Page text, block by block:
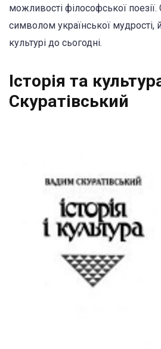
можливості філософської
символом української мудрості,
культурі до сьогодні.
Історія та
Скуратівський